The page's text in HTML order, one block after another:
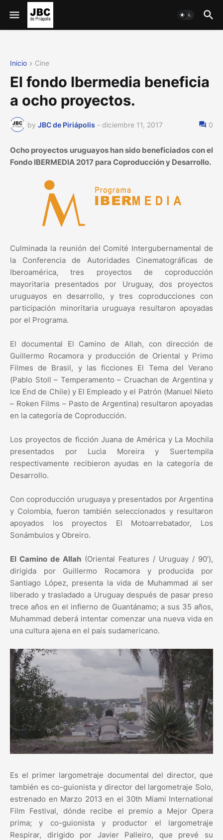
Inicio Cine
El fondo Ibermedia beneficia
a ocho proyectos.
by JBC de Piriápolis - diciembre 11, 2017 0
Ocho proyectos uruguayos han sido beneficiados con el
Fondo IBERMEDIA 2017 para Coproducción y Desarrollo.
Culminada la reunión del Comité Intergubernamental de
la Conferencia de Autoridades Cinematográficas de
Iberoamérica, tres proyectos de coproducción
mayoritaria presentados por Uruguay, dos proyectos
uruguayos en desarrollo, y tres coproducciones con
participación minoritaria uruguaya resultaron apoyadas
por el Programa.
El documental El Camino de Allah, con dirección de
Guillermo Rocamora y producción de Oriental y Primo
Filmes de Brasil, y las ficciones El Tema del Verano
(Pablo Stoll – Temperamento – Cruachan de Argentina y
Ice End de Chile) y El Empleado y el Patrón (Manuel Nieto
– Roken Films – Pasto de Argentina) resultaron apoyadas
en la categoría de Coproducción.
Los proyectos de ficción Juana de América y La Mochila
presentados por Lucìa Moreira y Suertempila
respectivamente recibieron ayudas en la categoría de
Desarrollo.
Con coproducción uruguaya y presentados por Argentina
y Colombia, fueron también seleccionados y resultaron
apoyados los proyectos El Motoarrebatador, Los
Sonámbulos y Obreiro.
El Camino de Allah (Oriental Features / Uruguay / 90’),
dirigida por Guillermo Rocamora y producida por
Santiago López, presenta la vida de Muhammad al ser
liberado y trasladado a Uruguay después de pasar preso
trece años en el infierno de Guantánamo; a sus 35 años,
Muhammad deberá intentar comenzar una nueva vida en
una cultura ajena en el país sudamericano.
Es el primer largometraje documental del director, que
también es co-guionista y director del largometraje Solo,
estrenado en Marzo 2013 en el 30th Miami International
Film Festival, dónde recibe el premio a Mejor Opera
prima; y co-guionista y productor el largometraje
Respirar, dirigido por Javier Palleiro, que prevé su